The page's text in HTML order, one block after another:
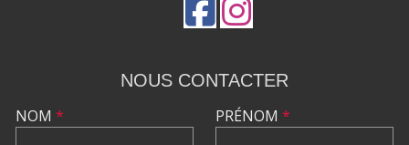
NOUS CONTACTER
NOM * PRÉNOM *